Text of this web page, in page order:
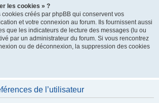
les cookies » ?
créés par phpBB qui conservent vos
et votre connexion au forum. Ils fournissent aussi
que les indicateurs de lecture des messages (lu ou
par un administrateur du forum. Si vous rencontrez
ou de déconnexion, la suppression des cookies
de l’utilisateur